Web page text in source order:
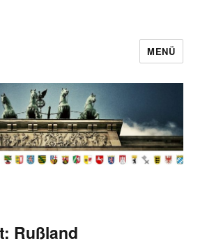
MENÜ
Rußland